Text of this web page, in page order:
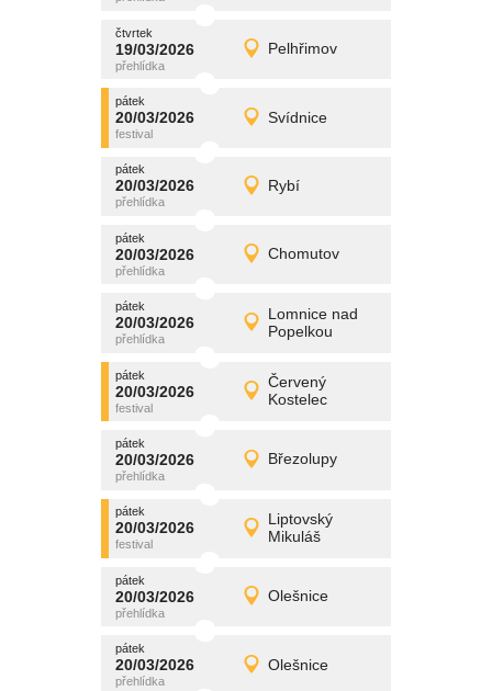
čtvrtek
19/03/2026 Pelhřimov
čtvrtek
19/03/2026 Detail
promítání
pátek
20/03/2026 Svídnice
pátek
20/03/2026 Detail
promítání
pátek
20/03/2026 Rybí
pátek
20/03/2026 Detail
promítání
pátek
20/03/2026 Chomutov
pátek
20/03/2026 Detail
promítání
pátek
20/03/2026
Lomnice nad
Popelkou
pátek
20/03/2026 Detail
promítání
pátek
20/03/2026
Červený
Kostelec
pátek
20/03/2026 Detail
promítání
pátek
20/03/2026 Březolupy
pátek
20/03/2026 Detail
promítání
pátek
20/03/2026
Liptovský
Mikuláš
pátek
20/03/2026 Detail
promítání
pátek
20/03/2026 Olešnice
pátek
20/03/2026 Detail
promítání
pátek
20/03/2026 Olešnice
pátek
20/03/2026 Detail
promítání